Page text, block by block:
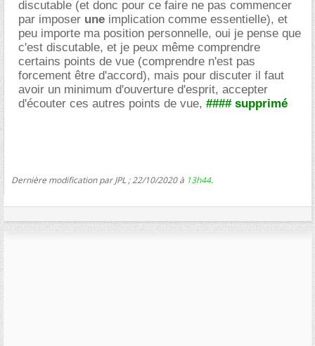
discutable (et donc pour ce faire ne pas commencer
par imposer une implication comme essentielle), et
peu importe ma position personnelle, oui je pense que
c'est discutable, et je peux même comprendre
certains points de vue (comprendre n'est pas
forcement être d'accord), mais pour discuter il faut
avoir un minimum d'ouverture d'esprit, accepter
d'écouter ces autres points de vue, #### supprimé
Dernière modification par JPL ; 22/10/2020 à 13h44.